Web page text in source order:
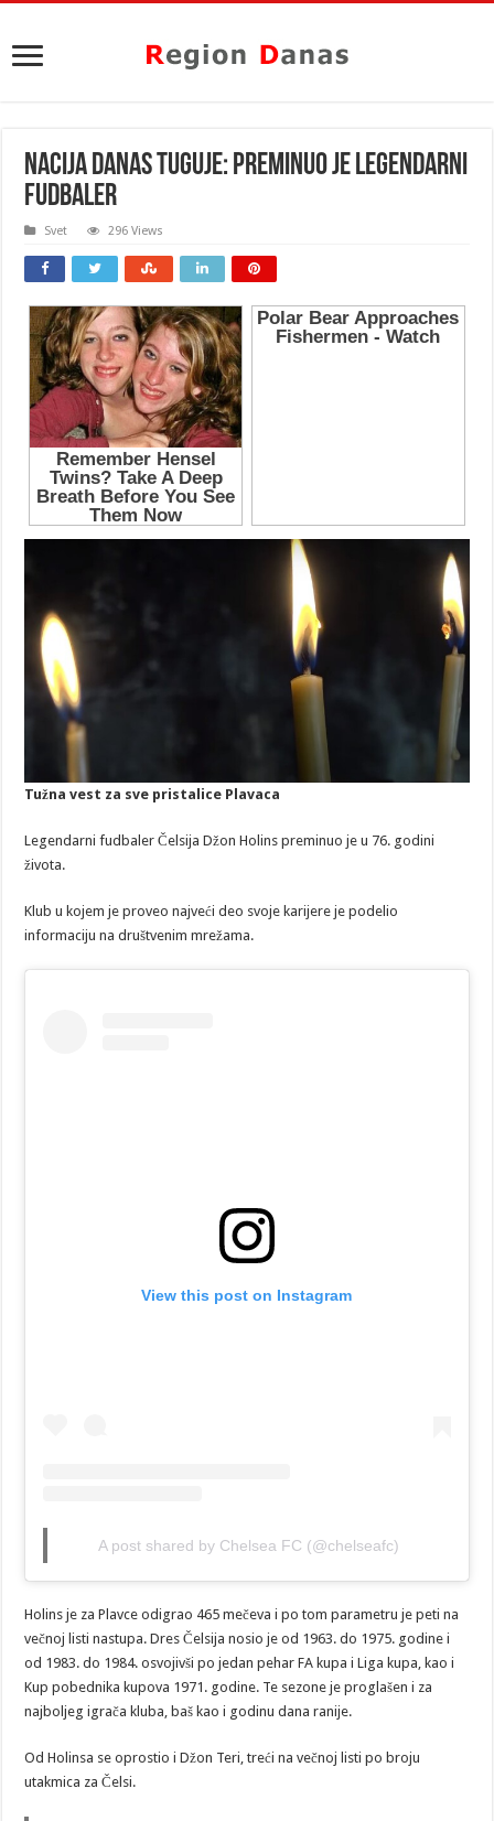
NACIJA DANAS TUGUJE: Preminuo je legendarni
fudbaler
Svet 296 Views
Tužna vest za sve pristalice Plavaca
Legendarni fudbaler Čelsija Džon Holins preminuo je u 76. godini
života.
Klub u kojem je proveo najveći deo svoje karijere je podelio
informaciju na društvenim mrežama.
View this post on Instagram
A post shared by Chelsea FC (@chelseafc)
Holins je za Plavce odigrao 465 mečeva i po tom parametru je peti na
večnoj listi nastupa. Dres Čelsija nosio je od 1963. do 1975. godine i
od 1983. do 1984. osvojivši po jedan pehar FA kupa i Liga kupa, kao i
Kup pobednika kupova 1971. godine. Te sezone je proglašen i za
najboljeg igrača kluba, baš kao i godinu dana ranije.
Od Holinsa se oprostio i Džon Teri, treći na večnoj listi po broju
utakmica za Čelsi.